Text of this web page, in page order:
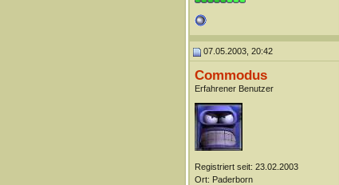
07.05.2003, 20:42
Commodus
Erfahrener Benutzer
Registriert seit: 23.02.2003
Ort: Paderborn